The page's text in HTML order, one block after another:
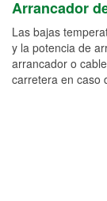
Arrancador
Las bajas
y la potencia de
arrancador o
carretera en caso